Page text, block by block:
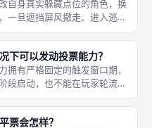
自身真实躲藏点位的角色，换
一旦遮挡屏风撤走、进入逃跑
动版图上的躲藏标记，该规则
界，也是新手最容易记错的规
下可以发动投票能力？
拥有严格固定的触发窗口期，
段启动，也不能在玩家轮流宣
玩家完整口述完躲藏点位宣告
阵营主动创造查验反派机会的
票会怎样？